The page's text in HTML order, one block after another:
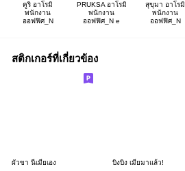
คูริ อาโรมิ
พนักงาน
ออฟฟิศ_N
PRUKSA อาโรมิ
พนักงาน
ออฟฟิศ_N e
สุขุมา อาโรมิ
พนักงาน
ออฟฟิศ_N
สติกเกอร์ที่เกี่ยวข้อง
ผัวขา นี่เมียเอง บิงบิง เมียมาแล้ว!